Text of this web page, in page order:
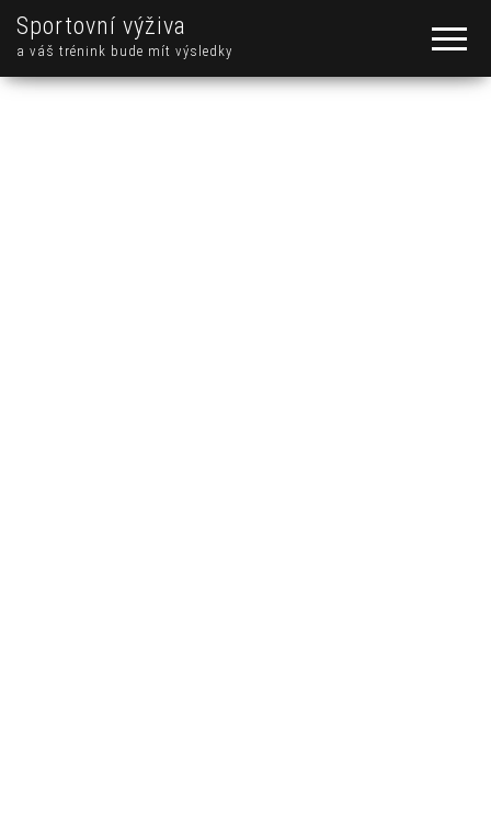
Sportovní výživa
a váš trénink bude mít výsledky